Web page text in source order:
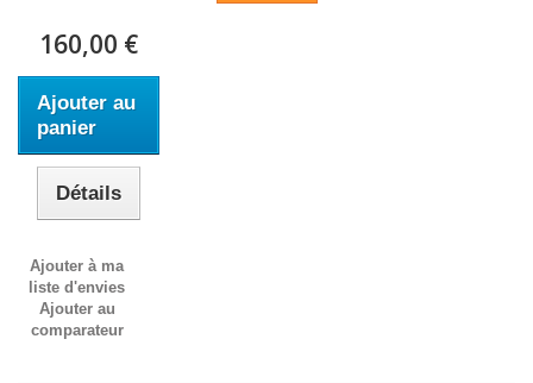
160,00 €
Ajouter au
panier
Détails
Ajouter à ma
liste d'envies
Ajouter au
comparateur